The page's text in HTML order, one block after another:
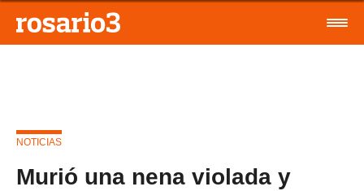
NOTICIAS
Murió una nena violada y